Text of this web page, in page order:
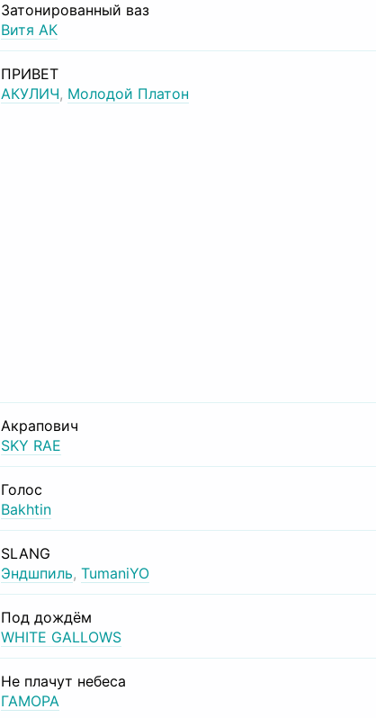
Затонированный ваз
Витя АК
ПРИВЕТ
АКУЛИЧ, Молодой Платон
Акрапович
SKY RAE
Голос
Bakhtin
SLANG
Эндшпиль, TumaniYO
Под дождём
WHITE GALLOWS
Не плачут небеса
ГАМОРА